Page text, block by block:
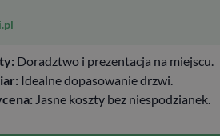
Doradztwo i prezentacja na miejscu.
Idealne dopasowanie drzwi.
Jasne koszty bez niespodzianek.